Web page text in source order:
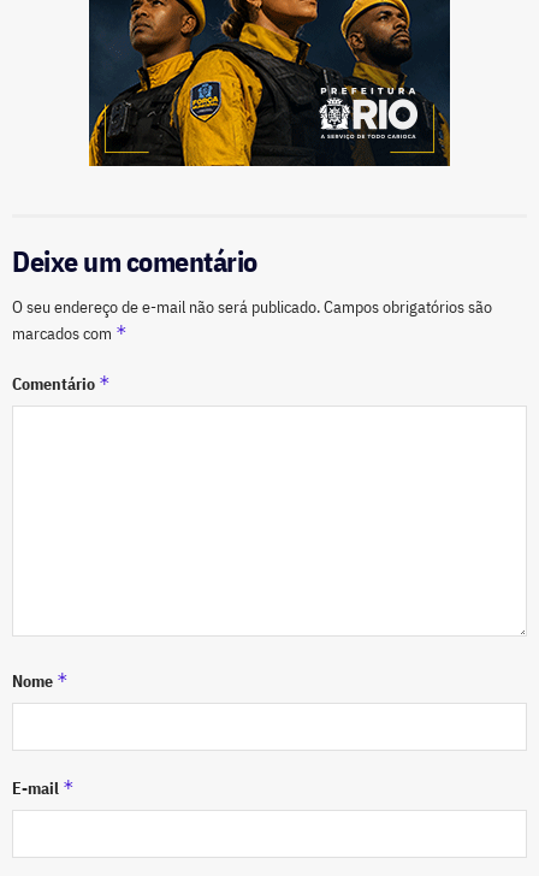
Deixe um comentário
O seu endereço de e-mail não será publicado.Campos obrigatórios são
marcados com *
Comentário *
Nome *
E-mail *